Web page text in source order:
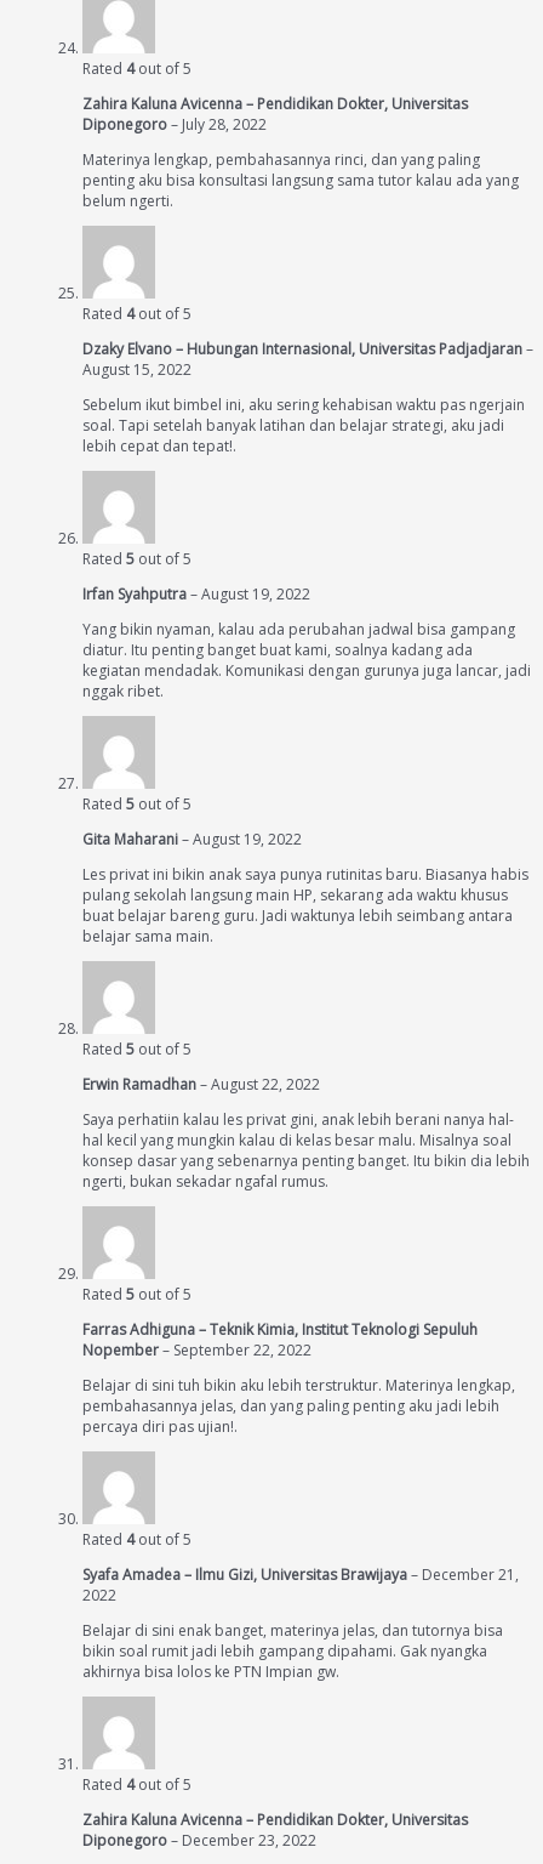
Rated 4out of 5
Zahira Kaluna Avicenna – Pendidikan Dokter, Universitas
Diponegoro– July 28, 2022
Materinya lengkap, pembahasannya rinci, dan yang paling
penting aku bisa konsultasi langsung sama tutor kalau ada yang
belum ngerti.
Rated 4out of 5
Dzaky Elvano – Hubungan Internasional, Universitas Padjadjaran–
August 15, 2022
Sebelum ikut bimbel ini, aku sering kehabisan waktu pas ngerjain
soal. Tapi setelah banyak latihan dan belajar strategi, aku jadi
lebih cepat dan tepat!.
Rated 5 out of 5
Irfan Syahputra–August 19, 2022
Yang bikin nyaman, kalau ada perubahan jadwal bisa gampang
diatur. Itu penting banget buat kami, soalnya kadang ada
kegiatan mendadak. Komunikasi dengan gurunya juga lancar, jadi
nggak ribet.
Rated 5 out of 5
Gita Maharani–August 19, 2022
Les privat ini bikin anak saya punya rutinitas baru. Biasanya habis
pulang sekolah langsung main HP, sekarang ada waktu khusus
buat belajar bareng guru. Jadi waktunya lebih seimbang antara
belajar sama main.
Rated 5 out of 5
Erwin Ramadhan–August 22, 2022
Saya perhatiin kalau les privat gini, anak lebih berani nanya hal-
hal kecil yang mungkin kalau di kelas besar malu. Misalnya soal
konsep dasar yang sebenarnya penting banget. Itu bikin dia lebih
ngerti, bukan sekadar ngafal rumus.
Rated 5 out of 5
Farras Adhiguna – Teknik Kimia, Institut Teknologi Sepuluh
Nopember– September 22, 2022
Belajar di sini tuh bikin aku lebih terstruktur. Materinya lengkap,
pembahasannya jelas, dan yang paling penting aku jadi lebih
percaya diri pas ujian!.
Rated 4out of 5
Syafa Amadea – Ilmu Gizi, Universitas Brawijaya– December 21,
2022
Belajar di sini enak banget, materinya jelas, dan tutornya bisa
bikin soal rumit jadi lebih gampang dipahami. Gak nyangka
akhirnya bisa lolos ke PTN Impian gw.
Rated 4out of 5
Zahira Kaluna Avicenna – Pendidikan Dokter, Universitas
Diponegoro– December 23, 2022